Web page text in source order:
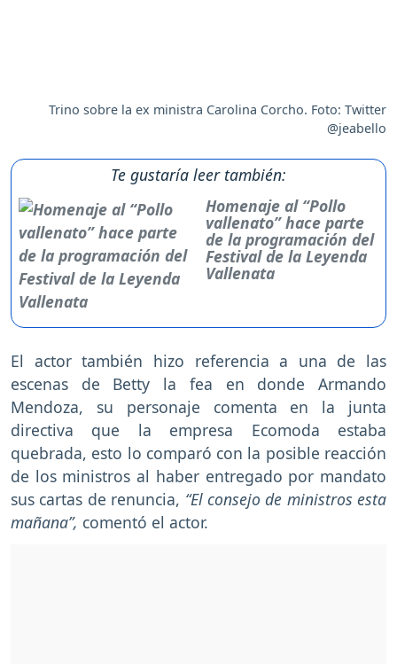
Trino sobre la ex ministra Carolina Corcho. Foto: Twitter
@jeabello
Te gustaría leer también:
Homenaje al “Pollo
vallenato” hace parte
de la programación del
Festival de la Leyenda
Vallenata
El actor también hizo referencia a una de las
escenas de Betty la fea en donde Armando
Mendoza, su personaje comenta en la junta
directiva que la empresa Ecomoda estaba
quebrada, esto lo comparó con la posible reacción
de los ministros al haber entregado por mandato
sus cartas de renuncia, “El consejo de ministros esta
mañana”, comentó el actor.